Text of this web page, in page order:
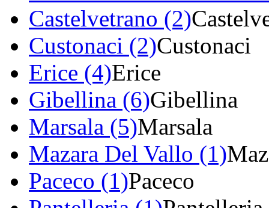
Castelvetrano (2)
Custonaci (2)Custonaci
Erice (4)Erice
Gibellina (6)Gibellina
Marsala (5)Marsala
Mazara Del Vallo (1)
Paceco (1)Paceco